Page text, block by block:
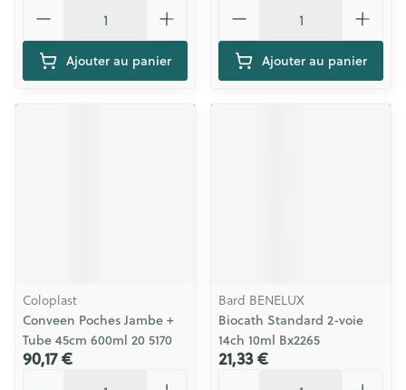
Ajouter au panier Ajouter au panier
Coloplast
Conveen Poches Jambe +
Tube 45cm 600ml 20 5170
90,17 €
Bard BENELUX
Biocath Standard 2-voie
14ch 10ml Bx2265
21,33 €